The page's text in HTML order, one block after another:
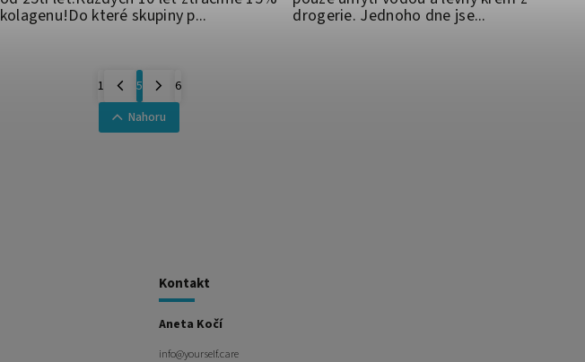
kolagenu!Do které skupiny p... drogerie. Jednoho dne jse...
1 5
6
Nahoru
Kontakt
Aneta Kočí
info@yourself.care